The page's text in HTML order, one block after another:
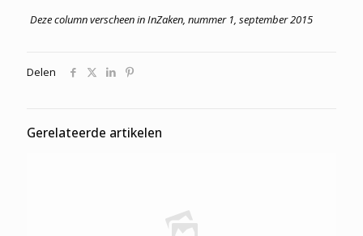
Deze column verscheen in InZaken, nummer 1, september 2015
Delen
Gerelateerde artikelen